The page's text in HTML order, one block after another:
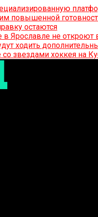
повышенной
остаются
Ярославле не откроют
ходить
звездами хоккея на